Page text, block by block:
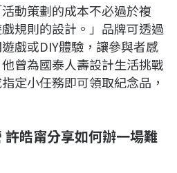
動策劃的成本不必過於複
規則的設計。」品牌可透過
戲或DIY體驗，讓參與者感
曾為國泰人壽設計生活挑戰
定小任務即可領取紀念品，
皓甯分享如何辦一場難